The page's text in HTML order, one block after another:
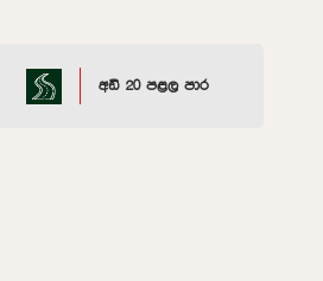
අඩි 20 පළල පාර